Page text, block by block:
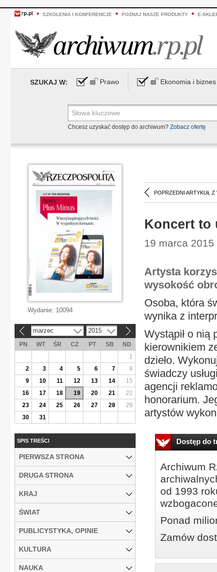
SZKOLENIA I KONFERENCJE POZNAJ NASZE PRODUKTY E-
SZUKAJ W: Prawo Ekonomia i biznes
Chcesz uzyskać dostęp do archiwum? Zobacz ofertę
POPRZEDNI ARTYKUŁ Z
Koncert to
19 marca 2015
Artysta
wysokość
Osoba, która
wynika z
Wystąpił o nią
kierownikiem
dzieło.
świadczy
agencji
honorarium.
artystów
Dostęp do
Archiwum
od 1993
Ponad
Zamów
Wydanie: 10094
marzec 2015
PN WT ŚR CZ PT SB
ND
1
2
3 4 5 6 7
8
9
10 11 12 13 14
15
16
17 18 19 20 21
22
23
24 25 26 27 28
29
30
31
SPIS TREŚCI
PIERWSZA STRONA
DRUGA STRONA
KRAJ
ŚWIAT
PUBLICYSTYKA, OPINIE
KULTURA
NAUKA